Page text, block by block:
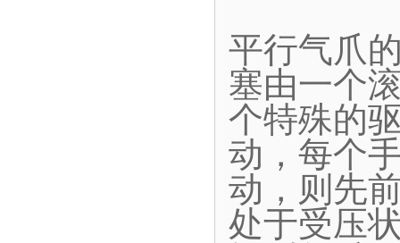
平行气爪
塞由一个
个特殊的
动，每个
动，则先
处于受压